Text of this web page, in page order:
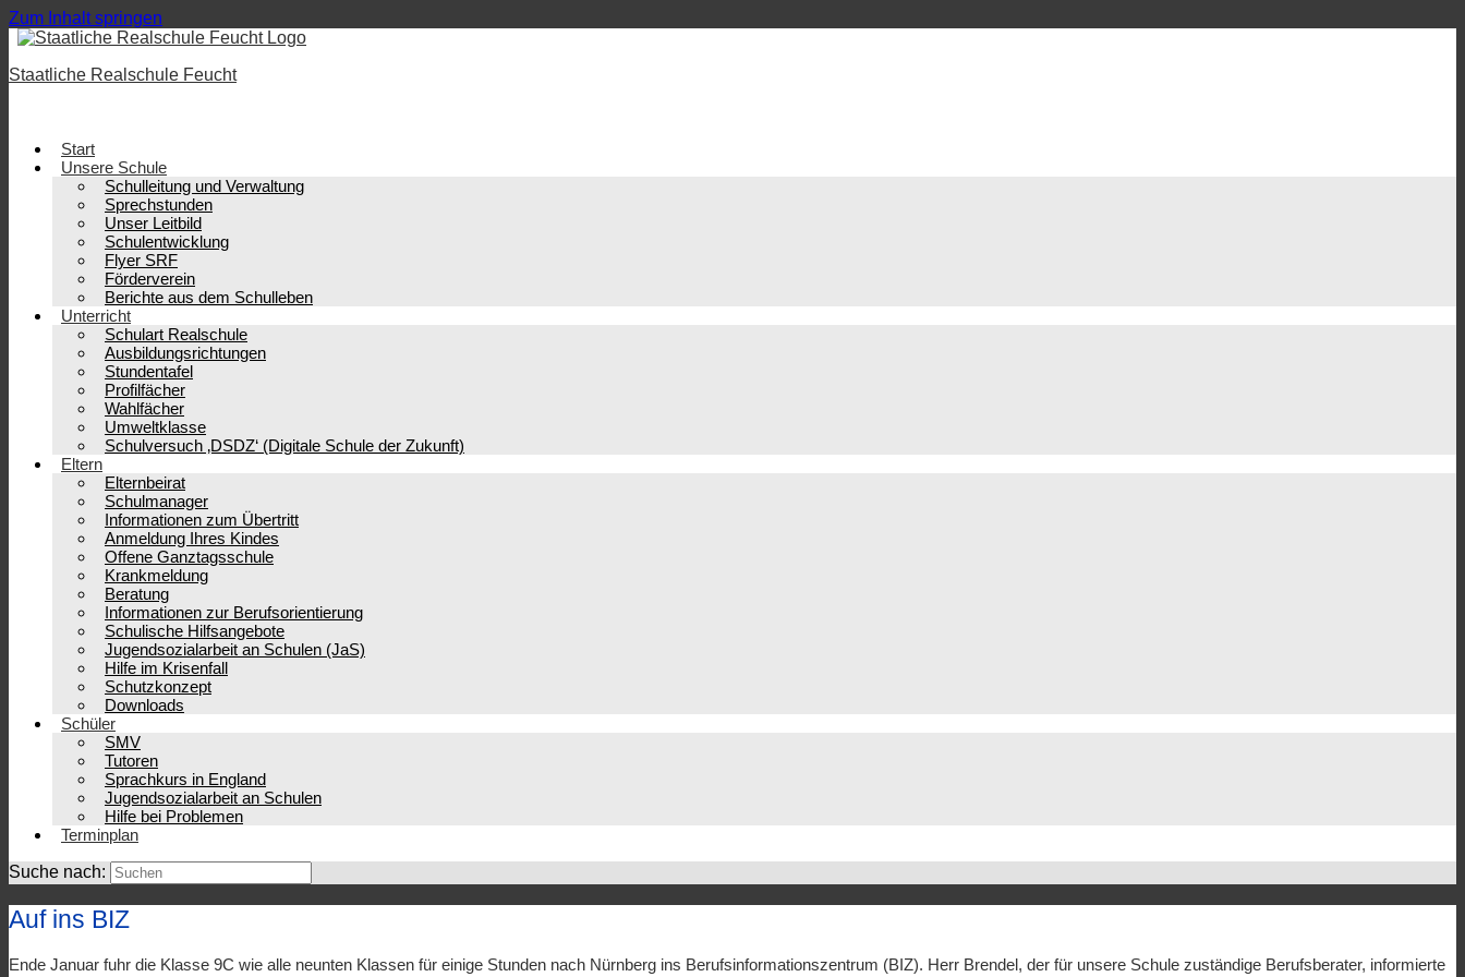
Zum Inhalt springen
Staatliche Realschule Feucht
Start
Unsere Schule
Schulleitung und Verwaltung
Sprechstunden
Unser Leitbild
Schulentwicklung
Flyer SRF
Förderverein
Berichte aus dem Schulleben
Unterricht
Schulart Realschule
Ausbildungsrichtungen
Stundentafel
Profilfächer
Wahlfächer
Umweltklasse
Schulversuch ‚DSDZ‘ (Digitale Schule der Zukunft)
Eltern
Elternbeirat
Schulmanager
Informationen zum Übertritt
Anmeldung Ihres Kindes
Offene Ganztagsschule
Krankmeldung
Beratung
Informationen zur Berufsorientierung
Schulische Hilfsangebote
Jugendsozialarbeit an Schulen (JaS)
Hilfe im Krisenfall
Schutzkonzept
Downloads
Schüler
SMV
Tutoren
Sprachkurs in England
Jugendsozialarbeit an Schulen
Hilfe bei Problemen
Terminplan
Suche nach:
Auf ins BIZ
Ende Januar fuhr die Klasse 9C wie alle neunten Klassen für einige Stunden nach Nürnberg ins Berufsinformationszentrum (BIZ). Herr Brendel, der für unsere Schule zuständige Berufsberater, informierte